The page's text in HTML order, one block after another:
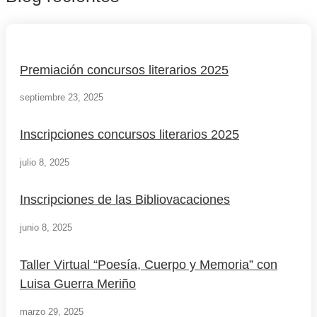
Premiación concursos literarios 2025
septiembre 23, 2025
Inscripciones concursos literarios 2025
julio 8, 2025
Inscripciones de las Bibliovacaciones
junio 8, 2025
Taller Virtual “Poesía, Cuerpo y Memoria” con
Luisa Guerra Meriño
marzo 29, 2025